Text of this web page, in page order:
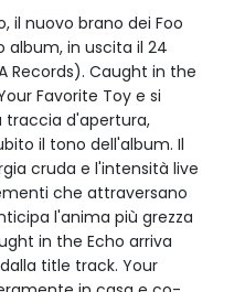
il nuovo brano dei Foo
album, in uscita il 24
Records). Caught in the
Favorite Toy e si
traccia d'apertura,
il tono dell'album. Il
cruda e l'intensità live
che attraversano
l'anima più grezza
in the Echo arriva
title track. Your